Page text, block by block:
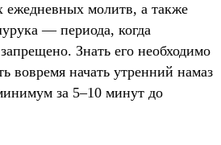
ежедневных молитв, а также
— периода, когда
Знать его необходимо
вовремя начать утренний намаз
за 5–10 минут до